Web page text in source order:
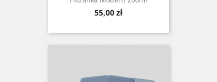
Cena
55,00 zł